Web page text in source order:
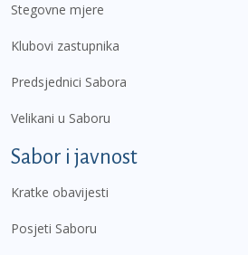
Stegovne mjere
Klubovi zastupnika
Predsjednici Sabora
Velikani u Saboru
Sabor i javnost
Kratke obavijesti
Posjeti Saboru